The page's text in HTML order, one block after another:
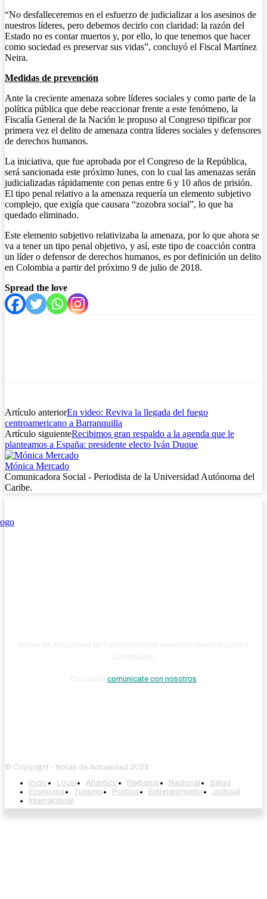
“No desfalleceremos en el esfuerzo de judicializar a los asesinos de
nuestros líderes, pero debemos decirlo con claridad: la razón del
Estado no es contar muertos y, por ello, lo que tenemos que hacer
como sociedad es preservar sus vidas”, concluyó el Fiscal Martínez
Neira.
Medidas de prevención
Ante la creciente amenaza sobre líderes sociales y como parte de la
política pública que debe reaccionar frente a este fenómeno, la
Fiscalía General de la Nación le propuso al Congreso tipificar por
primera vez el delito de amenaza contra líderes sociales y defensores
de derechos humanos.
La iniciativa, que fue aprobada por el Congreso de la República,
será sancionada este próximo lunes, con lo cual las amenazas serán
judicializadas rápidamente con penas entre 6 y 10 años de prisión.
El tipo penal relativo a la amenaza requería un elemento subjetivo
complejo, que exigía que causara “zozobra social”, lo que ha
quedado eliminado.
Este elemento subjetivo relativizaba la amenaza, por lo que ahora se
va a tener un tipo penal objetivo, y así, este tipo de coacción contra
un líder o defensor de derechos humanos, es por definición un delito
en Colombia a partir del próximo 9 de julio de 2018.
Spread the love
Artículo anteriorEn video: Reviva la llegada del fuego
centroamericano a Barranquilla
Artículo siguienteRecibimos gran respaldo a la agenda que le
planteamos a España: presidente electo Iván Duque
Mónica Mercado
Comunicadora Social - Periodista de la Universidad Autónoma del
Caribe.
comúnicate con nosotros
© Copyright - Notas de Actualidad 2025
Inicio
Local Atlántico Regional Nacional
Salud
Economía
Turismo Política Entretenimiento
Judicial
Internacional